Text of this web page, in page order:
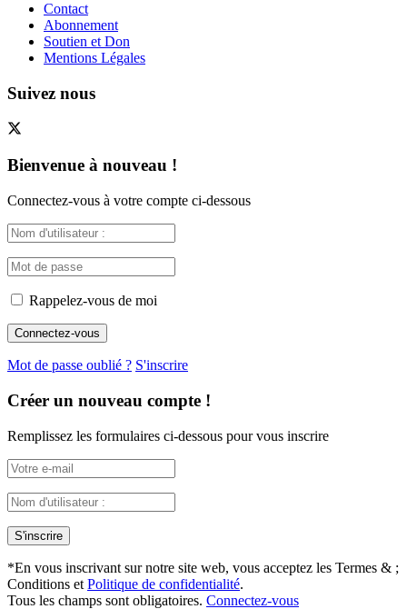
Contact
Abonnement
Soutien et Don
Mentions Légales
Suivez nous
Bienvenue à nouveau !
Connectez-vous à votre compte ci-dessous
Rappelez-vous de moi
Mot de passe oublié ? S'inscrire
Créer un nouveau compte !
Remplissez les formulaires ci-dessous pour vous inscrire
*En vous inscrivant sur notre site web, vous acceptez les Termes & ;
Conditions et Politique de confidentialité.
Tous les champs sont obligatoires. Connectez-vous